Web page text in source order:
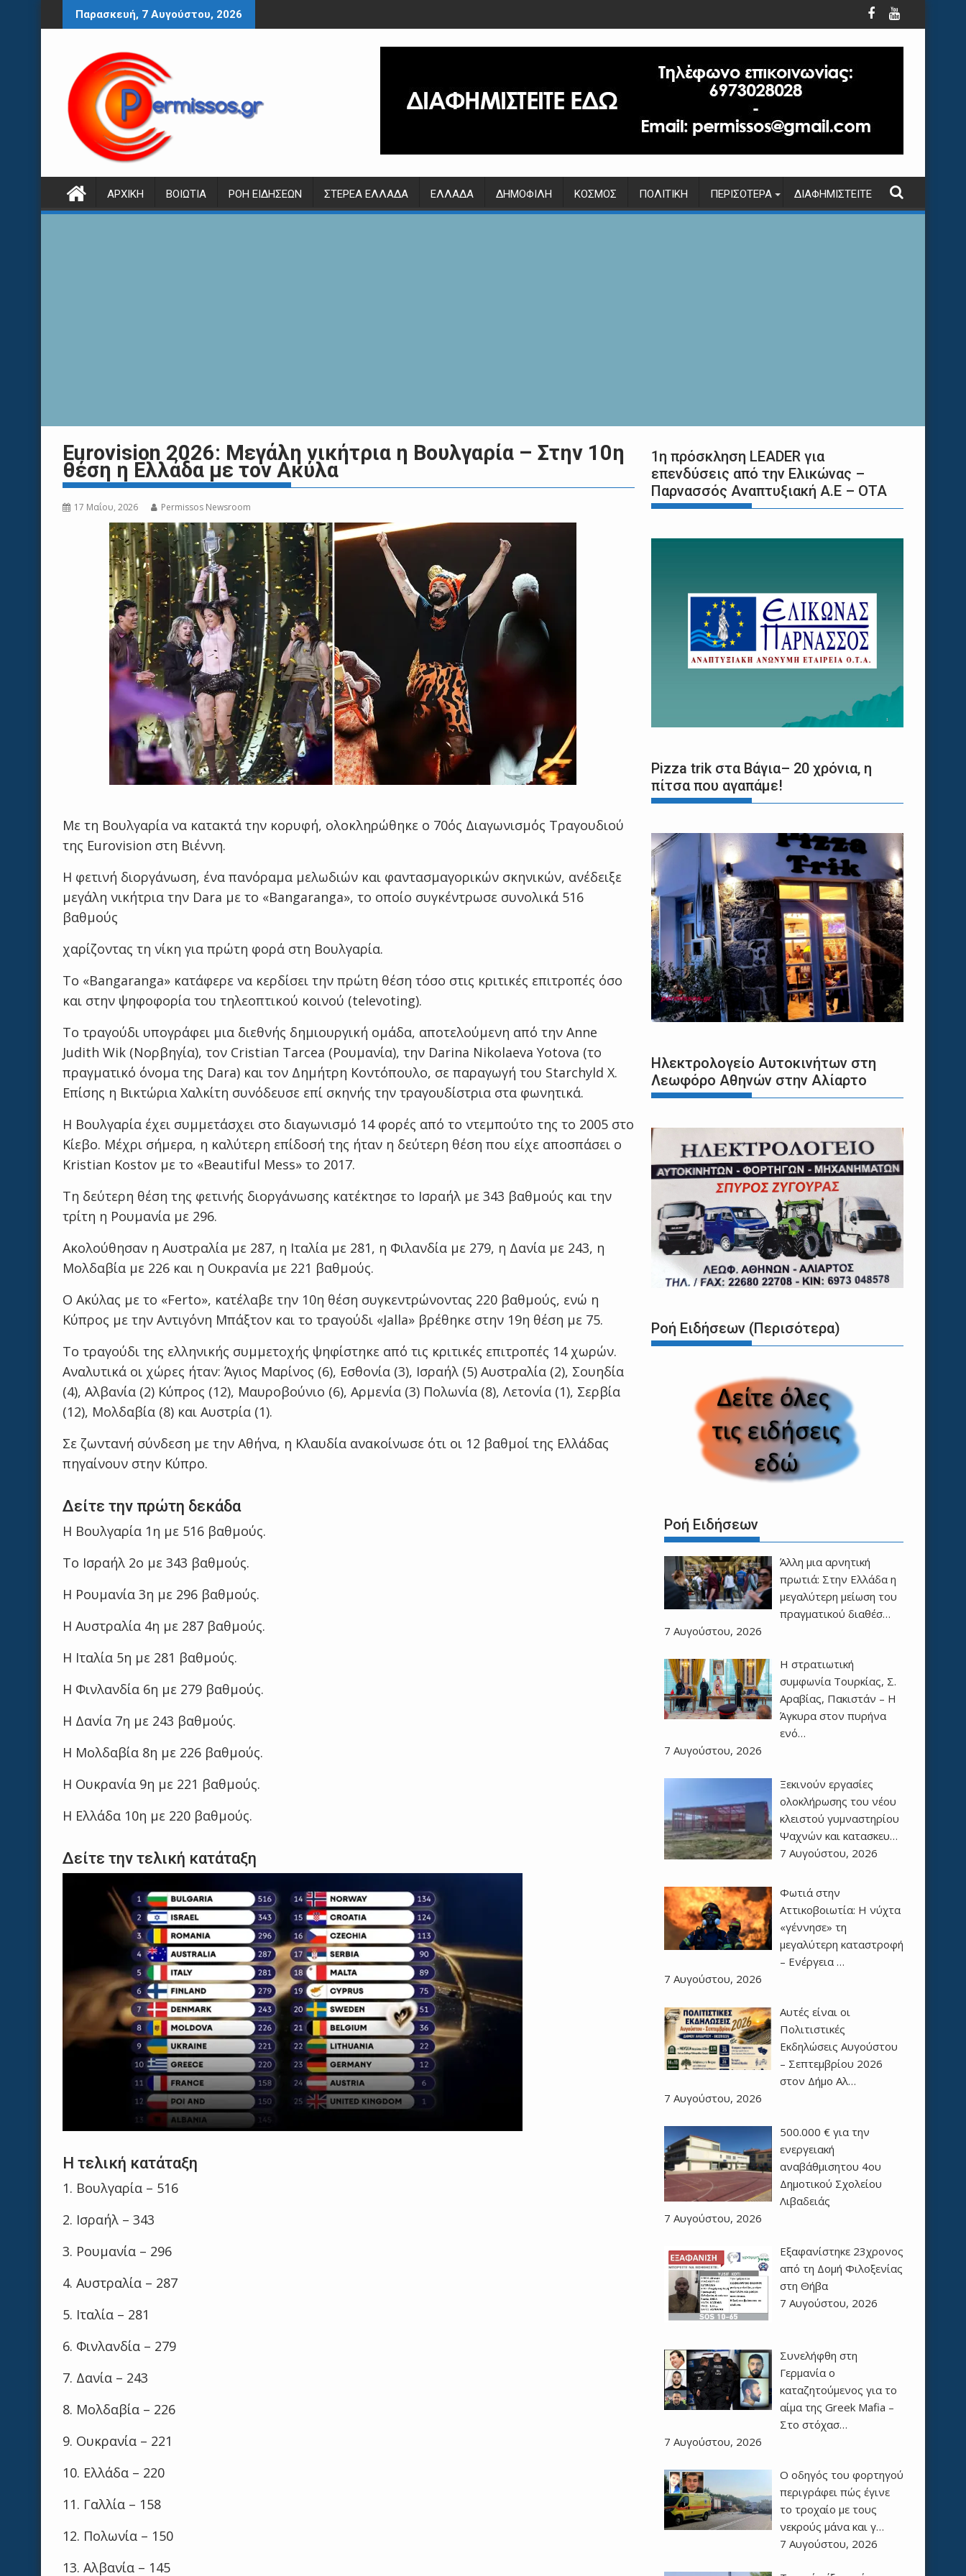
Περάστε
στο
Παρασκευή, 7 Αυγούστου, 2026
ΑΡΧΙΚΉ ΒΟΙΩΤΊΑ ΡΟΉ ΕΙΔΉΣΕΩΝ ΣΤΕΡΕΆ ΕΛΛΆΔΑ ΕΛΛΆΔΑ ΔΗΜΟΦΙΛΉ ΚΌΣΜΟΣ ΠΟΛΙΤΙΚΉ ΠΕΡΙΣΌΤΕΡΑ ΔΙΑΦΗΜΙΣΤΕΊΤΕ
Eurovision 2026: Μεγάλη νικήτρια η Βουλγαρία – Στην 10η
θέση η Ελλάδα με τον Ακύλα
17 Μαΐου, 2026 Permissos Newsroom
Με τη Βουλγαρία να κατακτά την κορυφή, ολοκληρώθηκε ο 70ός Διαγωνισμός Τραγουδιού
της Eurovision στη Βιέννη.
Η φετινή διοργάνωση, ένα πανόραμα μελωδιών και φαντασμαγορικών σκηνικών, ανέδειξε
μεγάλη νικήτρια την Dara με το «Bangaranga», το οποίο συγκέντρωσε συνολικά 516
βαθμούς
χαρίζοντας τη νίκη για πρώτη φορά στη Βουλγαρία.
Το «Bangaranga» κατάφερε να κερδίσει την πρώτη θέση τόσο στις κριτικές επιτροπές όσο
και στην ψηφοφορία του τηλεοπτικού κοινού (televoting).
Το τραγούδι υπογράφει μια διεθνής δημιουργική ομάδα, αποτελούμενη από την Anne
Judith Wik (Νορβηγία), τον Cristian Tarcea (Ρουμανία), την Darina Nikolaeva Yotova (το
πραγματικό όνομα της Dara) και τον Δημήτρη Κοντόπουλο, σε παραγωγή του Starchyld X.
Επίσης η Βικτώρια Χαλκίτη συνόδευσε επί σκηνής την τραγουδίστρια στα φωνητικά.
Η Βουλγαρία έχει συμμετάσχει στο διαγωνισμό 14 φορές από το ντεμπούτο της το 2005 στο
Κίεβο. Μέχρι σήμερα, η καλύτερη επίδοσή της ήταν η δεύτερη θέση που είχε αποσπάσει ο
Kristian Kostov με το «Beautiful Mess» το 2017.
Τη δεύτερη θέση της φετινής διοργάνωσης κατέκτησε το Ισραήλ με 343 βαθμούς και την
τρίτη η Ρουμανία με 296.
Ακολούθησαν η Αυστραλία με 287, η Ιταλία με 281, η Φιλανδία με 279, η Δανία με 243, η
Μολδαβία με 226 και η Ουκρανία με 221 βαθμούς.
Ο Ακύλας με το «Ferto», κατέλαβε την 10η θέση συγκεντρώνοντας 220 βαθμούς, ενώ η
Κύπρος με την Aντιγόνη Μπάξτον και το τραγούδι «Jalla» βρέθηκε στην 19η θέση με 75.
Το τραγούδι της ελληνικής συμμετοχής ψηφίστηκε από τις κριτικές επιτροπές 14 χωρών.
Αναλυτικά οι χώρες ήταν: Άγιος Μαρίνος (6), Εσθονία (3), Ισραήλ (5) Αυστραλία (2), Σουηδία
(4), Αλβανία (2) Κύπρος (12), Μαυροβούνιο (6), Αρμενία (3) Πολωνία (8), Λετονία (1), Σερβία
(12), Μολδαβία (8) και Αυστρία (1).
Σε ζωντανή σύνδεση με την Αθήνα, η Κλαυδία ανακοίνωσε ότι οι 12 βαθμοί της Ελλάδας
πηγαίνουν στην Κύπρο.
Δείτε την πρώτη δεκάδα
Η Βουλγαρία 1η με 516 βαθμούς.
Το Ισραήλ 2ο με 343 βαθμούς.
Η Ρουμανία 3η με 296 βαθμούς.
Η Αυστραλία 4η με 287 βαθμούς.
Η Ιταλία 5η με 281 βαθμούς.
Η Φινλανδία 6η με 279 βαθμούς.
Η Δανία 7η με 243 βαθμούς.
Η Μολδαβία 8η με 226 βαθμούς.
Η Ουκρανία 9η με 221 βαθμούς.
Η Ελλάδα 10η με 220 βαθμούς.
Δείτε την τελική κατάταξη
Η τελική κατάταξη
1. Βουλγαρία – 516
2. Ισραήλ – 343
3. Ρουμανία – 296
4. Αυστραλία – 287
5. Ιταλία – 281
6. Φινλανδία – 279
7. Δανία – 243
8. Μολδαβία – 226
9. Ουκρανία – 221
10. Ελλάδα – 220
11. Γαλλία – 158
12. Πολωνία – 150
13. Αλβανία – 145
1η πρόσκληση LEADER για
επενδύσεις από την Ελικώνας –
Παρνασσός Αναπτυξιακή Α.Ε – ΟΤΑ
Pizza trik στα Βάγια– 20 χρόνια, η
πίτσα που αγαπάμε!
Ηλεκτρολογείο Αυτοκινήτων στη
Λεωφόρο Αθηνών στην Αλίαρτο
Ροή Ειδήσεων (Περισότερα)
Ροή Ειδήσεων
Άλλη μια αρνητική
πρωτιά: Στην Ελλάδα η
μεγαλύτερη μείωση του
πραγματικού διαθέσ…
7 Αυγούστου, 2026
Η στρατιωτική
συμφωνία Τουρκίας, Σ.
Αραβίας, Πακιστάν – Η
Άγκυρα στον πυρήνα
ενό…
7 Αυγούστου, 2026
Ξεκινούν εργασίες
ολοκλήρωσης του νέου
κλειστού γυμναστηρίου
Ψαχνών και κατασκευ…
7 Αυγούστου, 2026
Φωτιά στην
Αττικοβοιωτία: Η νύχτα
«γέννησε» τη
μεγαλύτερη καταστροφή
– Ενέργεια …
7 Αυγούστου, 2026
Αυτές είναι οι
Πολιτιστικές
Εκδηλώσεις Αυγούστου
– Σεπτεμβρίου 2026
στον Δήμο Αλ…
7 Αυγούστου, 2026
500.000 € για την
ενεργειακή
αναβάθμισητου 4ου
Δημοτικού Σχολείου
Λιβαδειάς
7 Αυγούστου, 2026
Εξαφανίστηκε 23χρονος
από τη Δομή Φιλοξενίας
στη Θήβα
7 Αυγούστου, 2026
Συνελήφθη στη
Γερμανία ο
καταζητούμενος για το
αίμα της Greek Mafia –
Στο στόχασ…
7 Αυγούστου, 2026
Ο οδηγός του φορτηγού
περιγράφει πώς έγινε
το τροχαίο με τους
νεκρούς μάνα και γ…
7 Αυγούστου, 2026